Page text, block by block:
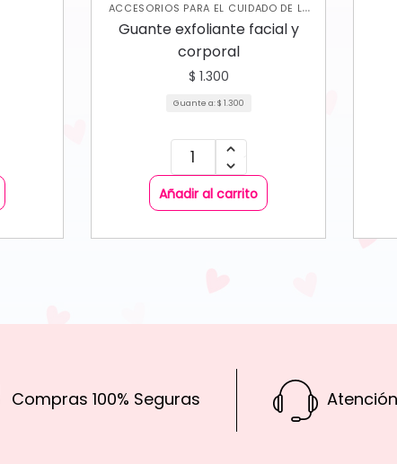
ACCESORIOS PARA EL CUIDADO DE LA
PIEL,EXFOLIANTES CORPORALES,
, SKIN CARE
CORPORAL,SKIN CARE FACIAL
Guante exfoliante facial y
corporal
$ 1.300
Guante a:$ 1.300
Añadir al carrito
Compras 100% Seguras